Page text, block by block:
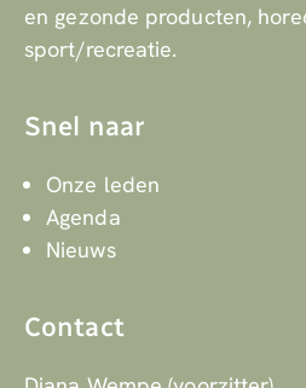
en gezonde producten,
sport/recreatie.
Snel naar
Onze leden
Agenda
Nieuws
Contact